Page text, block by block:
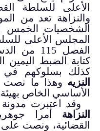
الأعلى للسلطة
والنزاهة تعد من
الشخصيات الخمس
المجلس الأعلى
الفصل
كتابة الضبط اليمين
كذلك بسلوكهم في
النزيه
الأساسي الخاص
وقد اعتبرت مدونة
النزاهة
أمرا
القضائية، ونصت